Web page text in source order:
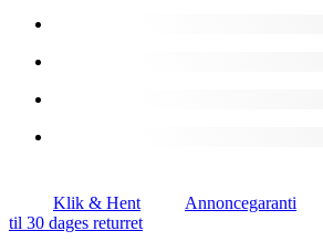
Klik & Hent Annoncegaranti
til 30 dages returret